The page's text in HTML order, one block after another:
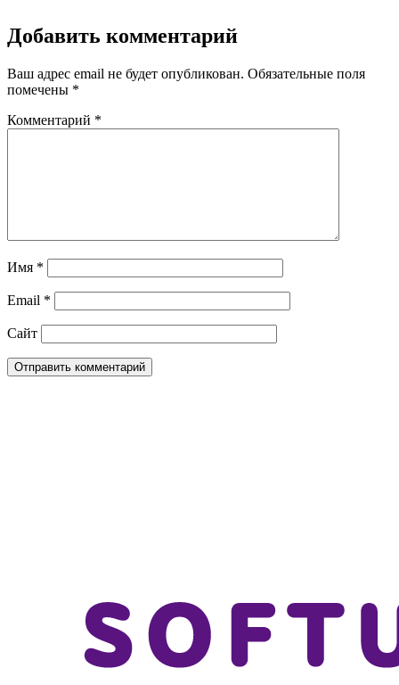
Добавить комментарий
Ваш адрес email не будет опубликован. Обязательные поля
помечены *
Комментарий *
Имя *
Email *
Сайт